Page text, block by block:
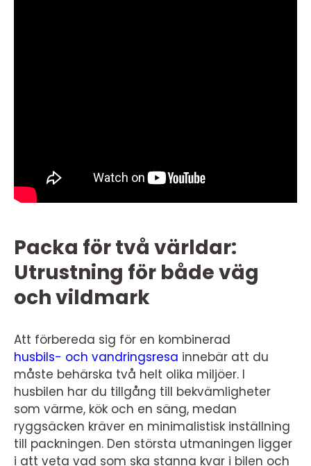
Packa för två världar:
Utrustning för både väg
och vildmark
Att förbereda sig för en kombinerad
husbils- och vandringsresa innebär att du
måste behärska två helt olika miljöer. I
husbilen har du tillgång till bekvämligheter
som värme, kök och en säng, medan
ryggsäcken kräver en minimalistisk inställning
till packningen. Den största utmaningen ligger
i att veta vad som ska stanna kvar i bilen och